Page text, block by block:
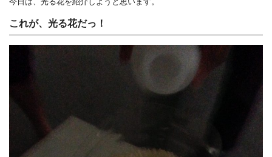
これが、光る花だっ！